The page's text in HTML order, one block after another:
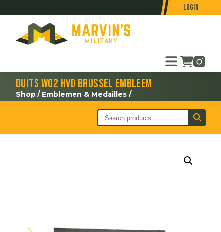
Login
Duits WO2 HVD Brussel embleem
Shop / Emblemen & Medailles /